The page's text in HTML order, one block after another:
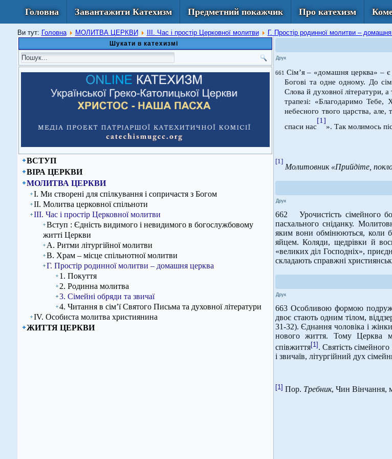
Головна Завантажити Катехизм Предметний покажчик Про катехизм
Ви тут: Головна МОЛИТВА ЦЕРКВИ ІІІ. Час і простір Церковної молитви Г. Простір родинної молитви –
Шукати в катехизмі
ВСТУП
ВІРА ЦЕРКВИ
МОЛИТВА ЦЕРКВИ
І. Ми створені для спілкування і сопричастя з Богом
ІІ. Молитва церковної спільноти
ІІІ. Час і простір Церковної молитви
Вступ : Єдність видимого і невидимого в богослужбовому
житті Церкви
А. Ритми літургійної молитви
В. Храм – місце спільнотної молитви
Г. Простір родинної молитви – домашня церква
1. Покуття
2. Родинна молитва
3. Сімейні обряди та звичаї
4. Читання в сім’ї Святого Письма та духовної літератури
ІV. Особиста молитва християнина
ЖИТТЯ ЦЕРКВИ
Друк
661 Сім’я – «домашня церква» – є
Богові та одне одному. До
Слова й духовної літератури,
трапезі: «Благодаримо
небесного твого царства,
спаси нас
[1]
». Так молимось
[1]
Молитовник «Прийдіте,
Друк
662 Урочистість сімейного
пасхального сніданку.
яким вони обмінюються, коли
яйцем. Коляди, щедрівки й
«великих діл Господніх»,
складають справжні
Друк
663 Особливою формою
двоє стають одним тілом,
31-32). Єднання чоловіка і
нового життя. Тому Церква
співжиття[1] . Святість
і звичаїв, літургійний дух
[1] Пор. Требник, Чин Вінчання,